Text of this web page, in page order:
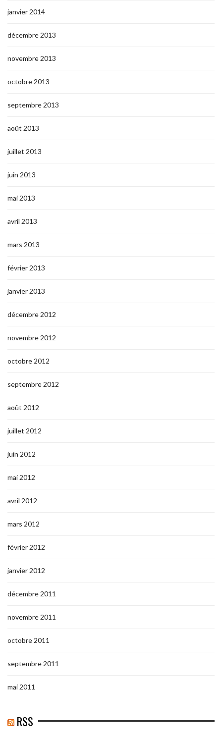
janvier 2014
décembre 2013
novembre 2013
octobre 2013
septembre 2013
août 2013
juillet 2013
juin 2013
mai 2013
avril 2013
mars 2013
février 2013
janvier 2013
décembre 2012
novembre 2012
octobre 2012
septembre 2012
août 2012
juillet 2012
juin 2012
mai 2012
avril 2012
mars 2012
février 2012
janvier 2012
décembre 2011
novembre 2011
octobre 2011
septembre 2011
mai 2011
RSS